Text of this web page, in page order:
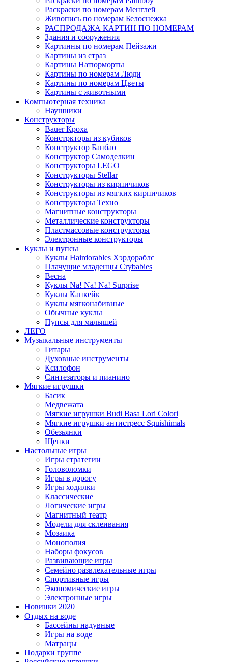
Раскраски по номерам Менглей
Живопись по номерам Белоснежка
РАСПРОДАЖА КАРТИН ПО НОМЕРАМ
Здания и сооружения
Картинны по номерам Пейзажи
Картины из страз
Картины Натюрморты
Картины по номерам Люди
Картины по номерам Цветы
Картины с животными
Компьютерная техника
Наушники
Конструкторы
Bauer Кроха
Констркторы из кубиков
Конструктор Банбао
Конструктор Самоделкин
Конструкторы LEGO
Конструкторы Stellar
Конструкторы из кирпичиков
Конструкторы из мягких кирпичиков
Конструкторы Техно
Магнитные конструкторы
Металлические конструкторы
Пластмассовые конструкторы
Электронные конструкторы
Куклы и пупсы
Куклы Hairdorables Хэрдораблс
Плачущие младенцы Crybabies
Весна
Куклы Na! Na! Na! Surprise
Куклы Капкейк
Куклы мягконабивные
Обычные куклы
Пупсы для малышей
ЛЕГО
Музыкальные инструменты
Гитары
Духовные инструменты
Ксилофон
Синтезаторы и пианино
Мягкие игрушки
Басик
Медвежата
Мягкие игрушки Budi Basa Lori Colori
Мягкие игрушки антистресс Squishimals
Обезьянки
Щенки
Настольные игры
Игры стратегии
Головоломки
Игры в дорогу
Игры ходилки
Классические
Логические игры
Магнитный театр
Модели для склеивания
Мозаика
Монополия
Наборы фокусов
Развивающие игры
Семейно развлекательные игры
Спортивные игры
Экономические игры
Электронные игры
Новинки 2020
Отдых на воде
Бассейны надувные
Игры на воде
Матрацы
Подарки группе